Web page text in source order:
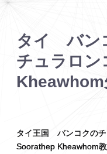
タイ
バン
チュラロン
Kheawhom
タイ王国 バンコクのチ
Soorathep Kheawhom